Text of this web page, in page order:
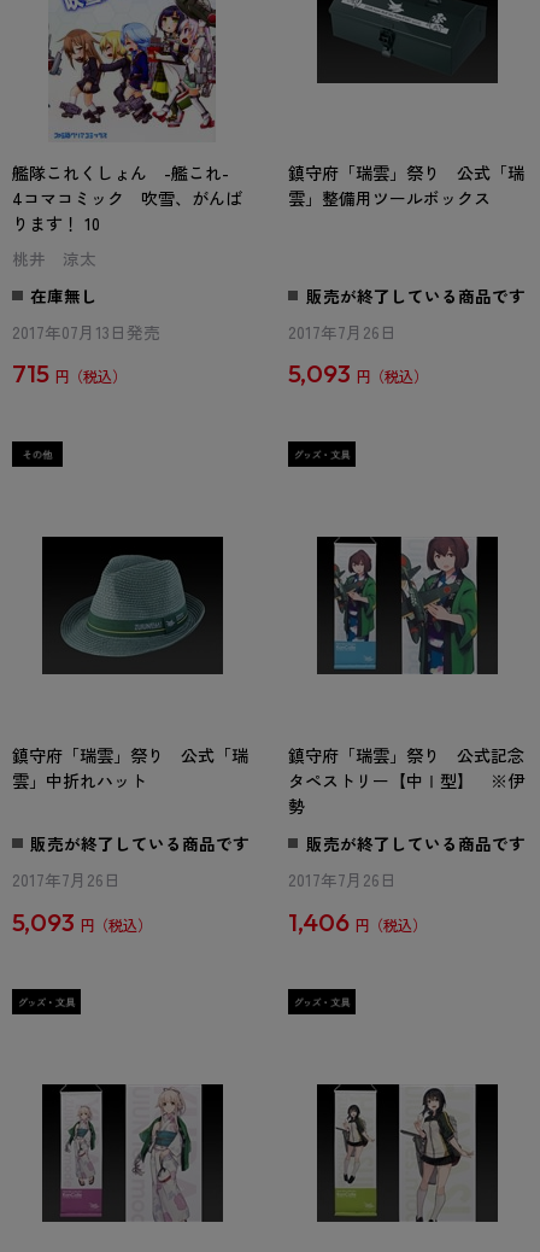
艦隊これくしょん -艦これ-
4コマコミック 吹雪、がんば
ります！ 10
桃井 涼太
在庫無し
2017年07月13日発売
715 円
鎮守府「瑞雲」祭り 公式「瑞
雲」整備用ツールボックス
販売が終了している商品です
2017年7月26日
5,093 円
鎮守府「瑞雲」祭り 公式「瑞
雲」中折れハット
販売が終了している商品です
2017年7月26日
5,093 円
鎮守府「瑞雲」祭り 公式記念
タペストリー【中Ⅰ型】 ※伊
勢
販売が終了している商品です
2017年7月26日
1,406 円